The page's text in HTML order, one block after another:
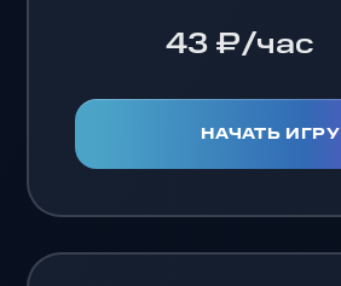
43 ₽/час
НАЧАТЬ ИГРУ